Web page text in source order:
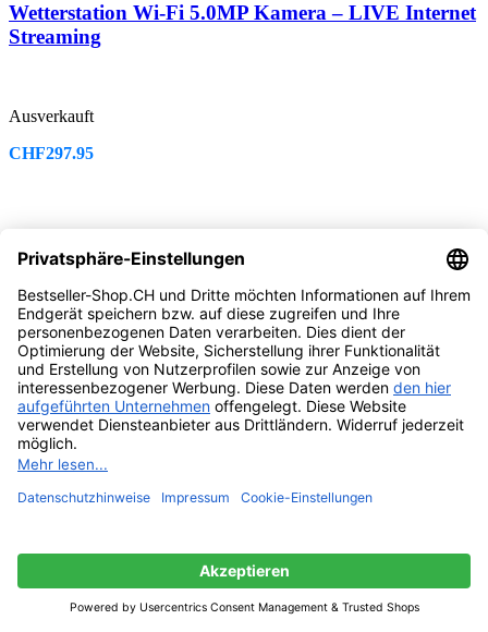
Wetterstation Wi-Fi 5.0MP Kamera – LIVE Internet
Streaming
Ausverkauft
CHF297.95